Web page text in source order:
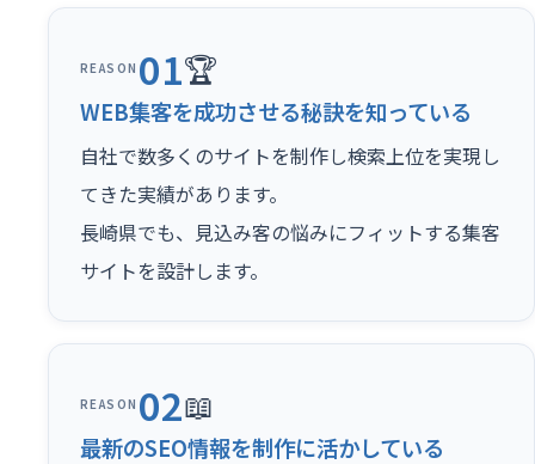
REASON 01🏆
WEB集客を成功させる秘訣を知っている
自社で数多くのサイトを制作し検索上位を実現し
てきた実績があります。
長崎県でも、見込み客の悩みにフィットする集客
サイトを設計します。
REASON 02📖
最新のSEO情報を制作に活かしている